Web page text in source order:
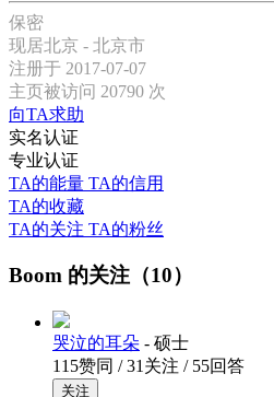
保密
现居北京 - 北京市
注册于 2017-07-07
主页被访问 20790 次
向TA求助
实名认证
专业认证
TA的能量 TA的信用
TA的收藏
TA的关注 TA的粉丝
Boom 的关注（10）
哭泣的耳朵 - 硕士
115赞同 / 31关注 / 55回答
关注